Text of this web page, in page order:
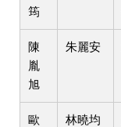
筠
陳
胤
旭
朱麗安
歐
林曉均